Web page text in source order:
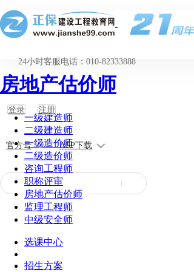
24小时客服电话：010-82333888
登录 注册
官方号 APP下载
房地产估价师
一级建造师
二级建造师
一级造价师
二级造价师
咨询工程师
职称评审
房地产估价师
监理工程师
中级安全师
选课中心
招生方案